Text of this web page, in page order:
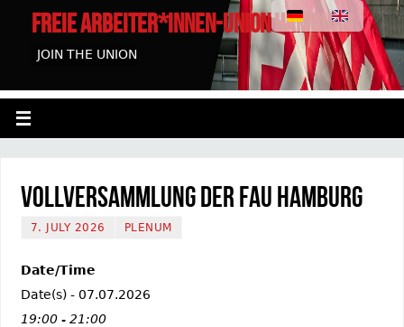
FREIE ARBEITER*INNEN-UNION HAMBURG
JOIN THE UNION
Vollversammlung der FAU Hamburg
7. JULY 2026 PLENUM
Date/Time
Date(s) - 07.07.2026
19:00 - 21:00